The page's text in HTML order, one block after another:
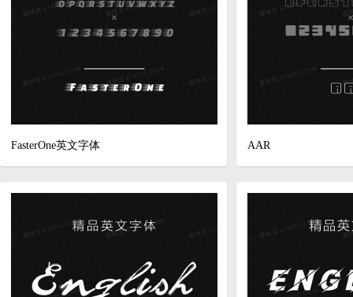
FasterOne英文字体 AAR